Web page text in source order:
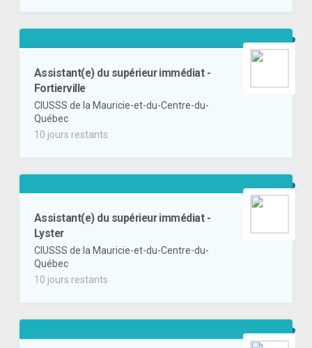
Assistant(e) du supérieur immédiat -
Fortierville
CIUSSS de la Mauricie-et-du-Centre-du-
Québec
10 jours restants
Assistant(e) du supérieur immédiat -
Lyster
CIUSSS de la Mauricie-et-du-Centre-du-
Québec
10 jours restants